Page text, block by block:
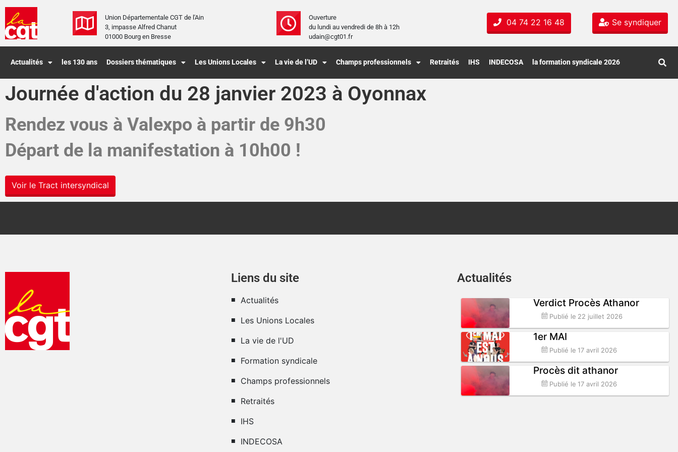
Union Départementale CGT de l'Ain
3, impasse Alfred Chanut
01000 Bourg en Bresse
Ouverture
du lundi au vendredi de 8h à 12h
udain@cgt01.fr
04 74 22 16 48 Se syndiquer
Actualités les 130 ans Dossiers thématiques Les Unions Locales La vie de l’UD Champs professionnels Retraités IHS INDECOSA la formation syndicale 2026
Journée d'action du 28 janvier 2023 à Oyonnax
Rendez vous à Valexpo à partir de 9h30
Départ de la manifestation à 10h00 !
Voir le Tract intersyndical
Liens du site
Actualités
Les Unions Locales
La vie de l'UD
Formation syndicale
Champs professionnels
Retraités
IHS
INDECOSA
Actualités
Verdict Procès Athanor
Publié le 22 juillet 2026
1er MAI
Publié le 17 avril 2026
Procès dit athanor
Publié le 17 avril 2026